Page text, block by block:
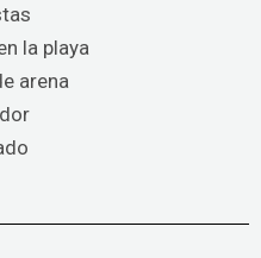
la playa
arena